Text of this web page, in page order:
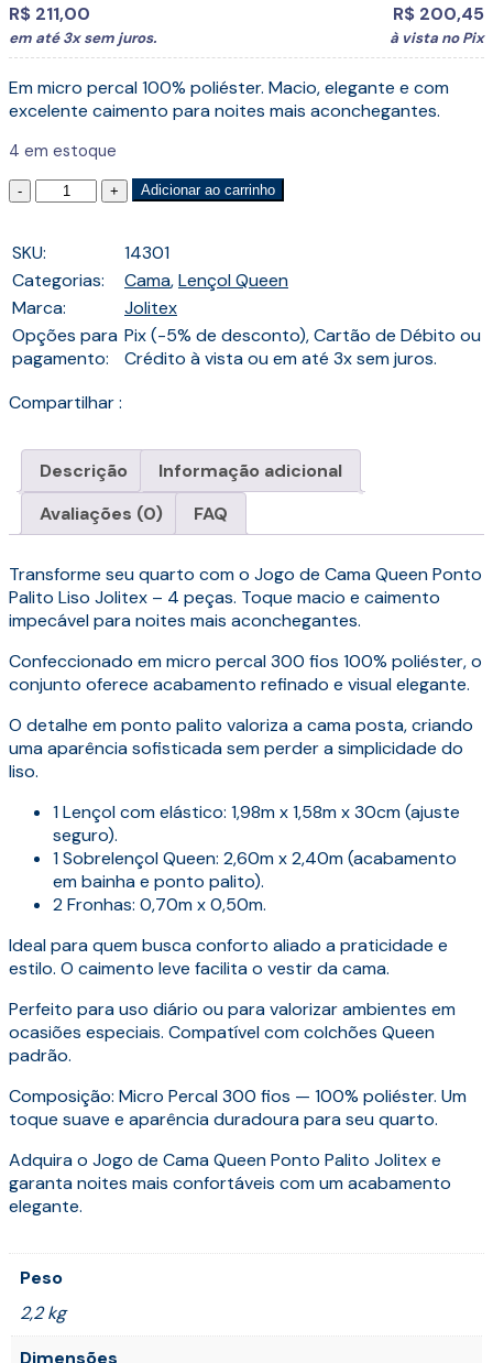
R$ 211,00
em até3x sem juros.
R$ 200,45
à vista no Pix
Em micro percal 100% poliéster. Macio, elegante e com
excelente caimento para noites mais aconchegantes.
4 em estoque
Quantidade Adicionar ao carrinho
SKU:
14301
Categorias:
Cama,Lençol Queen
Marca:
Jolitex
Opções para
pagamento:
Pix (-5% de desconto), Cartão de Débito ou
Crédito à vista ou em até 3x sem juros.
Compartilhar :
Descrição
Informação adicional
Avaliações (0)
FAQ
Transforme seu quarto com o Jogo de Cama Queen Ponto
Palito Liso Jolitex – 4 peças. Toque macio e caimento
impecável para noites mais aconchegantes.
Confeccionado em micro percal 300 fios 100% poliéster, o
conjunto oferece acabamento refinado e visual elegante.
O detalhe em ponto palito valoriza a cama posta, criando
uma aparência sofisticada sem perder a simplicidade do
liso.
1 Lençol com elástico: 1,98m x 1,58m x 30cm (ajuste
seguro).
1 Sobrelençol Queen: 2,60m x 2,40m (acabamento
em bainha e ponto palito).
2 Fronhas: 0,70m x 0,50m.
Ideal para quem busca conforto aliado a praticidade e
estilo. O caimento leve facilita o vestir da cama.
Perfeito para uso diário ou para valorizar ambientes em
ocasiões especiais. Compatível com colchões Queen
padrão.
Composição: Micro Percal 300 fios — 100% poliéster. Um
toque suave e aparência duradoura para seu quarto.
Adquira o Jogo de Cama Queen Ponto Palito Jolitex e
garanta noites mais confortáveis com um acabamento
elegante.
Peso
2,2 kg